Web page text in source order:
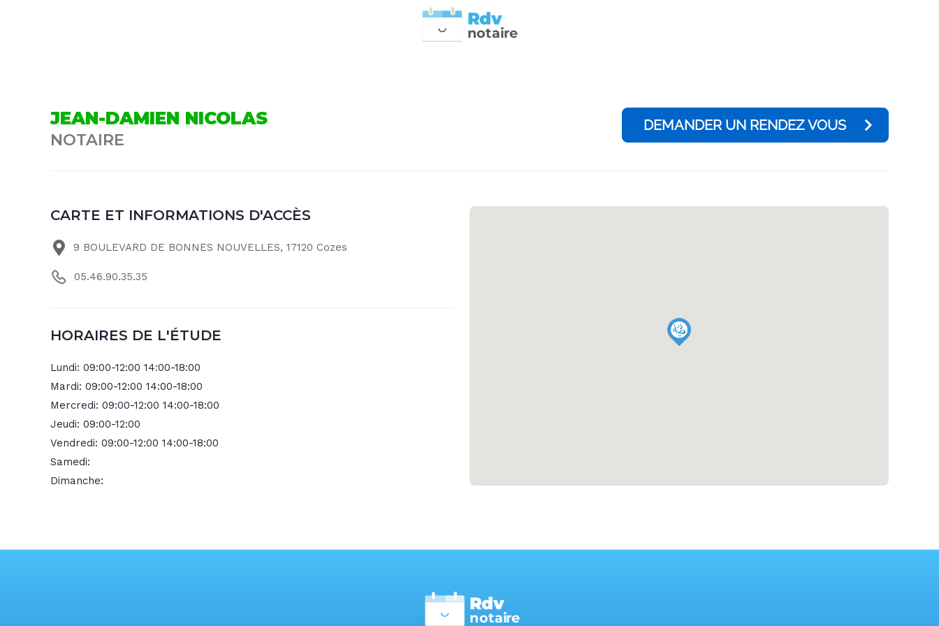
notaire
Rdv
JEAN-DAMIEN NICOLAS
NOTAIRE
DEMANDER UN RENDEZ VOUS
CARTE ET INFORMATIONS D'ACCÈS
9 BOULEVARD DE BONNES NOUVELLES, 17120 Cozes
05.46.90.35.35
HORAIRES DE L'ÉTUDE
Lundi: 09:00-12:00 14:00-18:00
Mardi: 09:00-12:00 14:00-18:00
Mercredi: 09:00-12:00 14:00-18:00
Jeudi: 09:00-12:00
Vendredi: 09:00-12:00 14:00-18:00
Samedi:
Dimanche:
notaire
Rdv